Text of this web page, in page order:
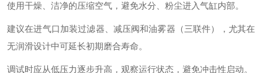
使用‌干燥、洁净的压缩空气‌，避免水分、粉尘进入气缸内部。
建议在进气口加装‌过滤器、减压阀和油雾器（三联件）‌，尤其在
无润滑设计中可延长初期磨合寿命。
调试时应‌从低压力逐步升高‌，观察运行状态，避免冲击性启动。